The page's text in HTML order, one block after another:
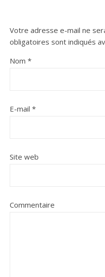
Votre adresse e-mail ne
obligatoires sont indiqués
Nom *
E-mail *
Site web
Commentaire